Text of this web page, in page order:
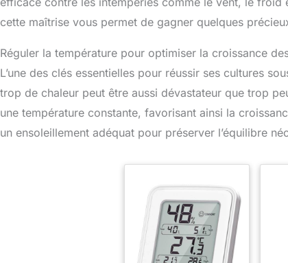
cette maîtrise vous permet de gagner quelques
Réguler la température pour optimiser la croissance
L’une des clés essentielles pour réussir ses cultures
trop de chaleur peut être aussi dévastateur que trop
une température constante, favorisant ainsi la
un ensoleillement adéquat pour préserver l’équilibre